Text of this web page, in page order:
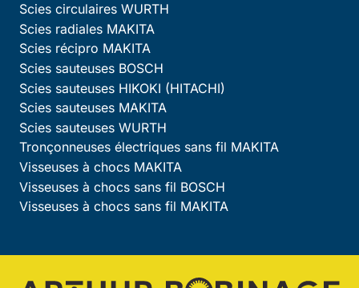
Scies circulaires WURTH
Scies radiales MAKITA
Scies récipro MAKITA
Scies sauteuses BOSCH
Scies sauteuses HIKOKI (HITACHI)
Scies sauteuses MAKITA
Scies sauteuses WURTH
Tronçonneuses électriques sans fil MAKITA
Visseuses à chocs MAKITA
Visseuses à chocs sans fil BOSCH
Visseuses à chocs sans fil MAKITA